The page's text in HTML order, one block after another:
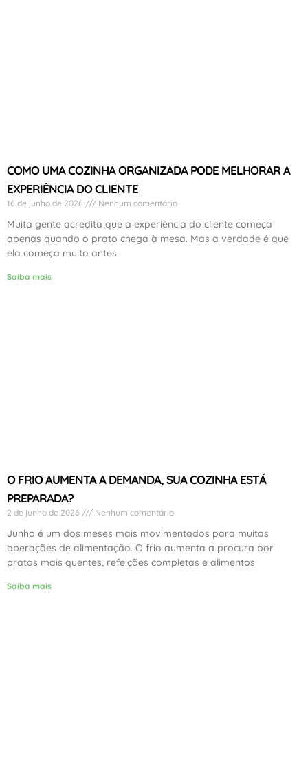
COMO UMA COZINHA ORGANIZADA PODE MELHORAR A
EXPERIÊNCIA DO CLIENTE
16 de junho de 2026 Nenhum comentário
Muita gente acredita que a experiência do cliente começa
apenas quando o prato chega à mesa. Mas a verdade é que
ela começa muito antes
Saiba mais
O FRIO AUMENTA A DEMANDA, SUA COZINHA ESTÁ
PREPARADA?
2 de junho de 2026 Nenhum comentário
Junho é um dos meses mais movimentados para muitas
operações de alimentação. O frio aumenta a procura por
pratos mais quentes, refeições completas e alimentos
Saiba mais